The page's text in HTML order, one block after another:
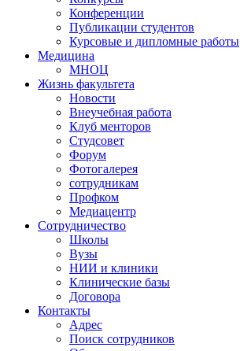
Конференции
Публикации студентов
Курсовые и дипломные работы
Медицина
МНОЦ
Жизнь факультета
Новости
Внеучебная работа
Клуб менторов
Студсовет
Форум
Фотогалерея
сотрудникам
Профком
Медиацентр
Сотрудничество
Школы
Вузы
НИИ и клиники
Клинические базы
Договора
Контакты
Адрес
Поиск сотрудников